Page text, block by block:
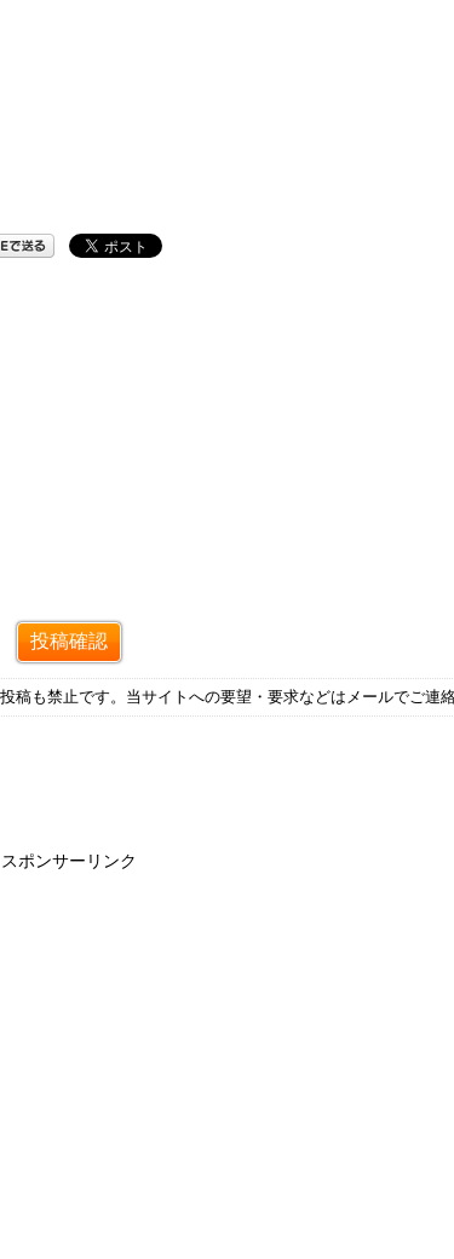
も禁止です。当サイトへの要望・要求などはメールでご連
スポンサーリンク